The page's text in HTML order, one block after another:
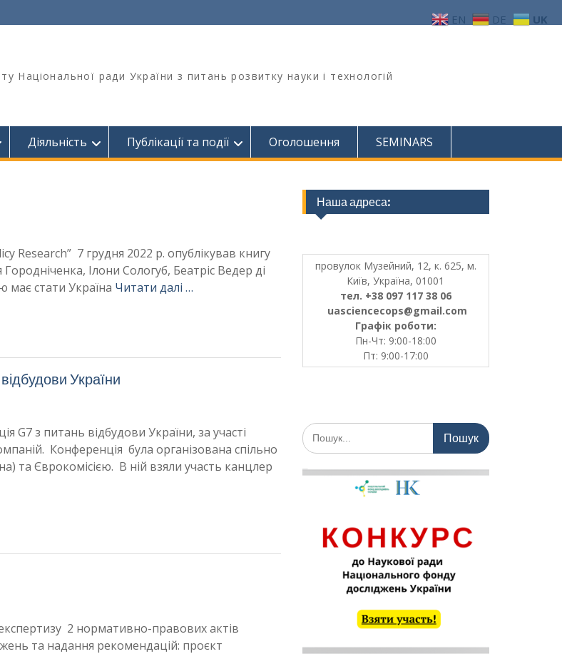
Національної ради України з питань розвитку науки і технологій
Діяльність Публікації та події Оголошення SEMINARS
Research” 7 грудня 2022 р. опублікував книгу
Ілони Сологуб, Беатріс Ведер ді
має стати Україна Читати далі …
України
G7 з питань відбудови України, за участі
Конференція була організована спільно
та Єврокомісією. В ній взяли участь канцлер
2 нормативно-правових актів
та надання рекомендацій: проєкт
Наша адреса:
провулок Музейний, 12, к. 625, м.
Київ, Україна, 01001
тел. +38 097 117 38 06
uasciencecops@gmail.com
Графік роботи:
Пн-Чт: 9:00-18:00
Пт: 9:00-17:00
Шукати:
EN DE UK